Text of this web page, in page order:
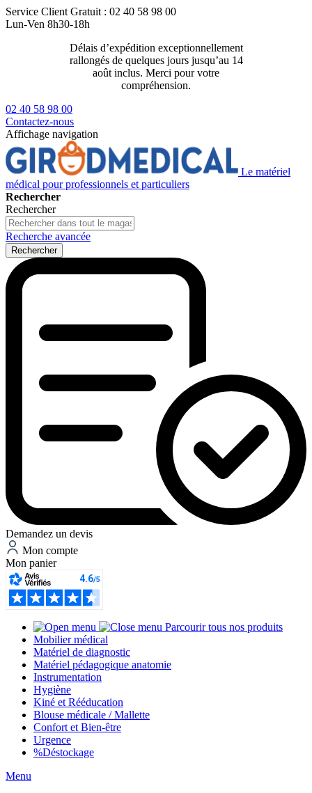
Service Client Gratuit : 02 40 58 98 00
Lun-Ven 8h30-18h
Délais d’expédition exceptionnellement
rallongés de quelques jours jusqu’au 14
août inclus. Merci pour votre
compréhension.
02 40 58 98 00
Contactez-nous
Affichage navigation
Le matériel
médical pour professionnels et particuliers
Rechercher
Rechercher
Recherche avancée
Rechercher
Demandez un devis
Mon compte
Mon panier
Parcourir tous nos produits
Mobilier médical
Matériel de diagnostic
Matériel pédagogique anatomie
Instrumentation
Hygiène
Kiné et Rééducation
Blouse médicale / Mallette
Confort et Bien-être
Urgence
%Déstockage
Menu